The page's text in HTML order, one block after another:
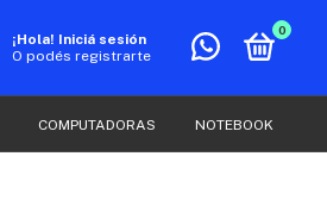
¡Hola! Iniciá sesión
O podés registrarte
0
COMPUTADORAS NOTEBOOK